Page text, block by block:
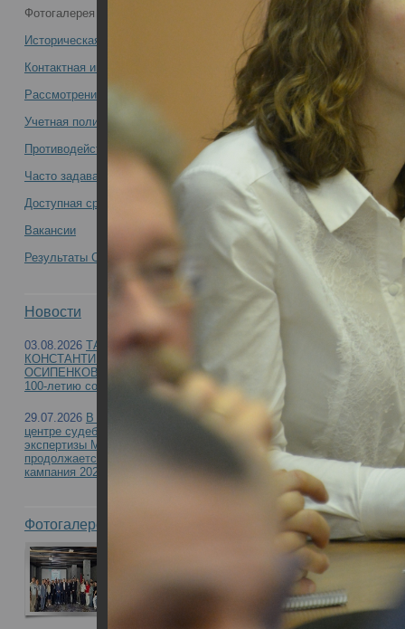
Фотогалерея
Историческая справка
Контактная информация
Рассмотрение обращений
Учетная политика учреждения
Противодействие коррупции
Часто задаваемые вопросы
Доступная среда
Вакансии
Результаты СОУТ
Новости
03.08.2026 ТАМАРА
КОНСТАНТИНОВНА
ОСИПЕНКОВА-ВИЧТОМОВА (к
100-летию со дня рождения)
29.07.2026 В Российском
центре судебно-медицинской
экспертизы Минздрава России
продолжается приемная
кампания 2026
Фотогалерея